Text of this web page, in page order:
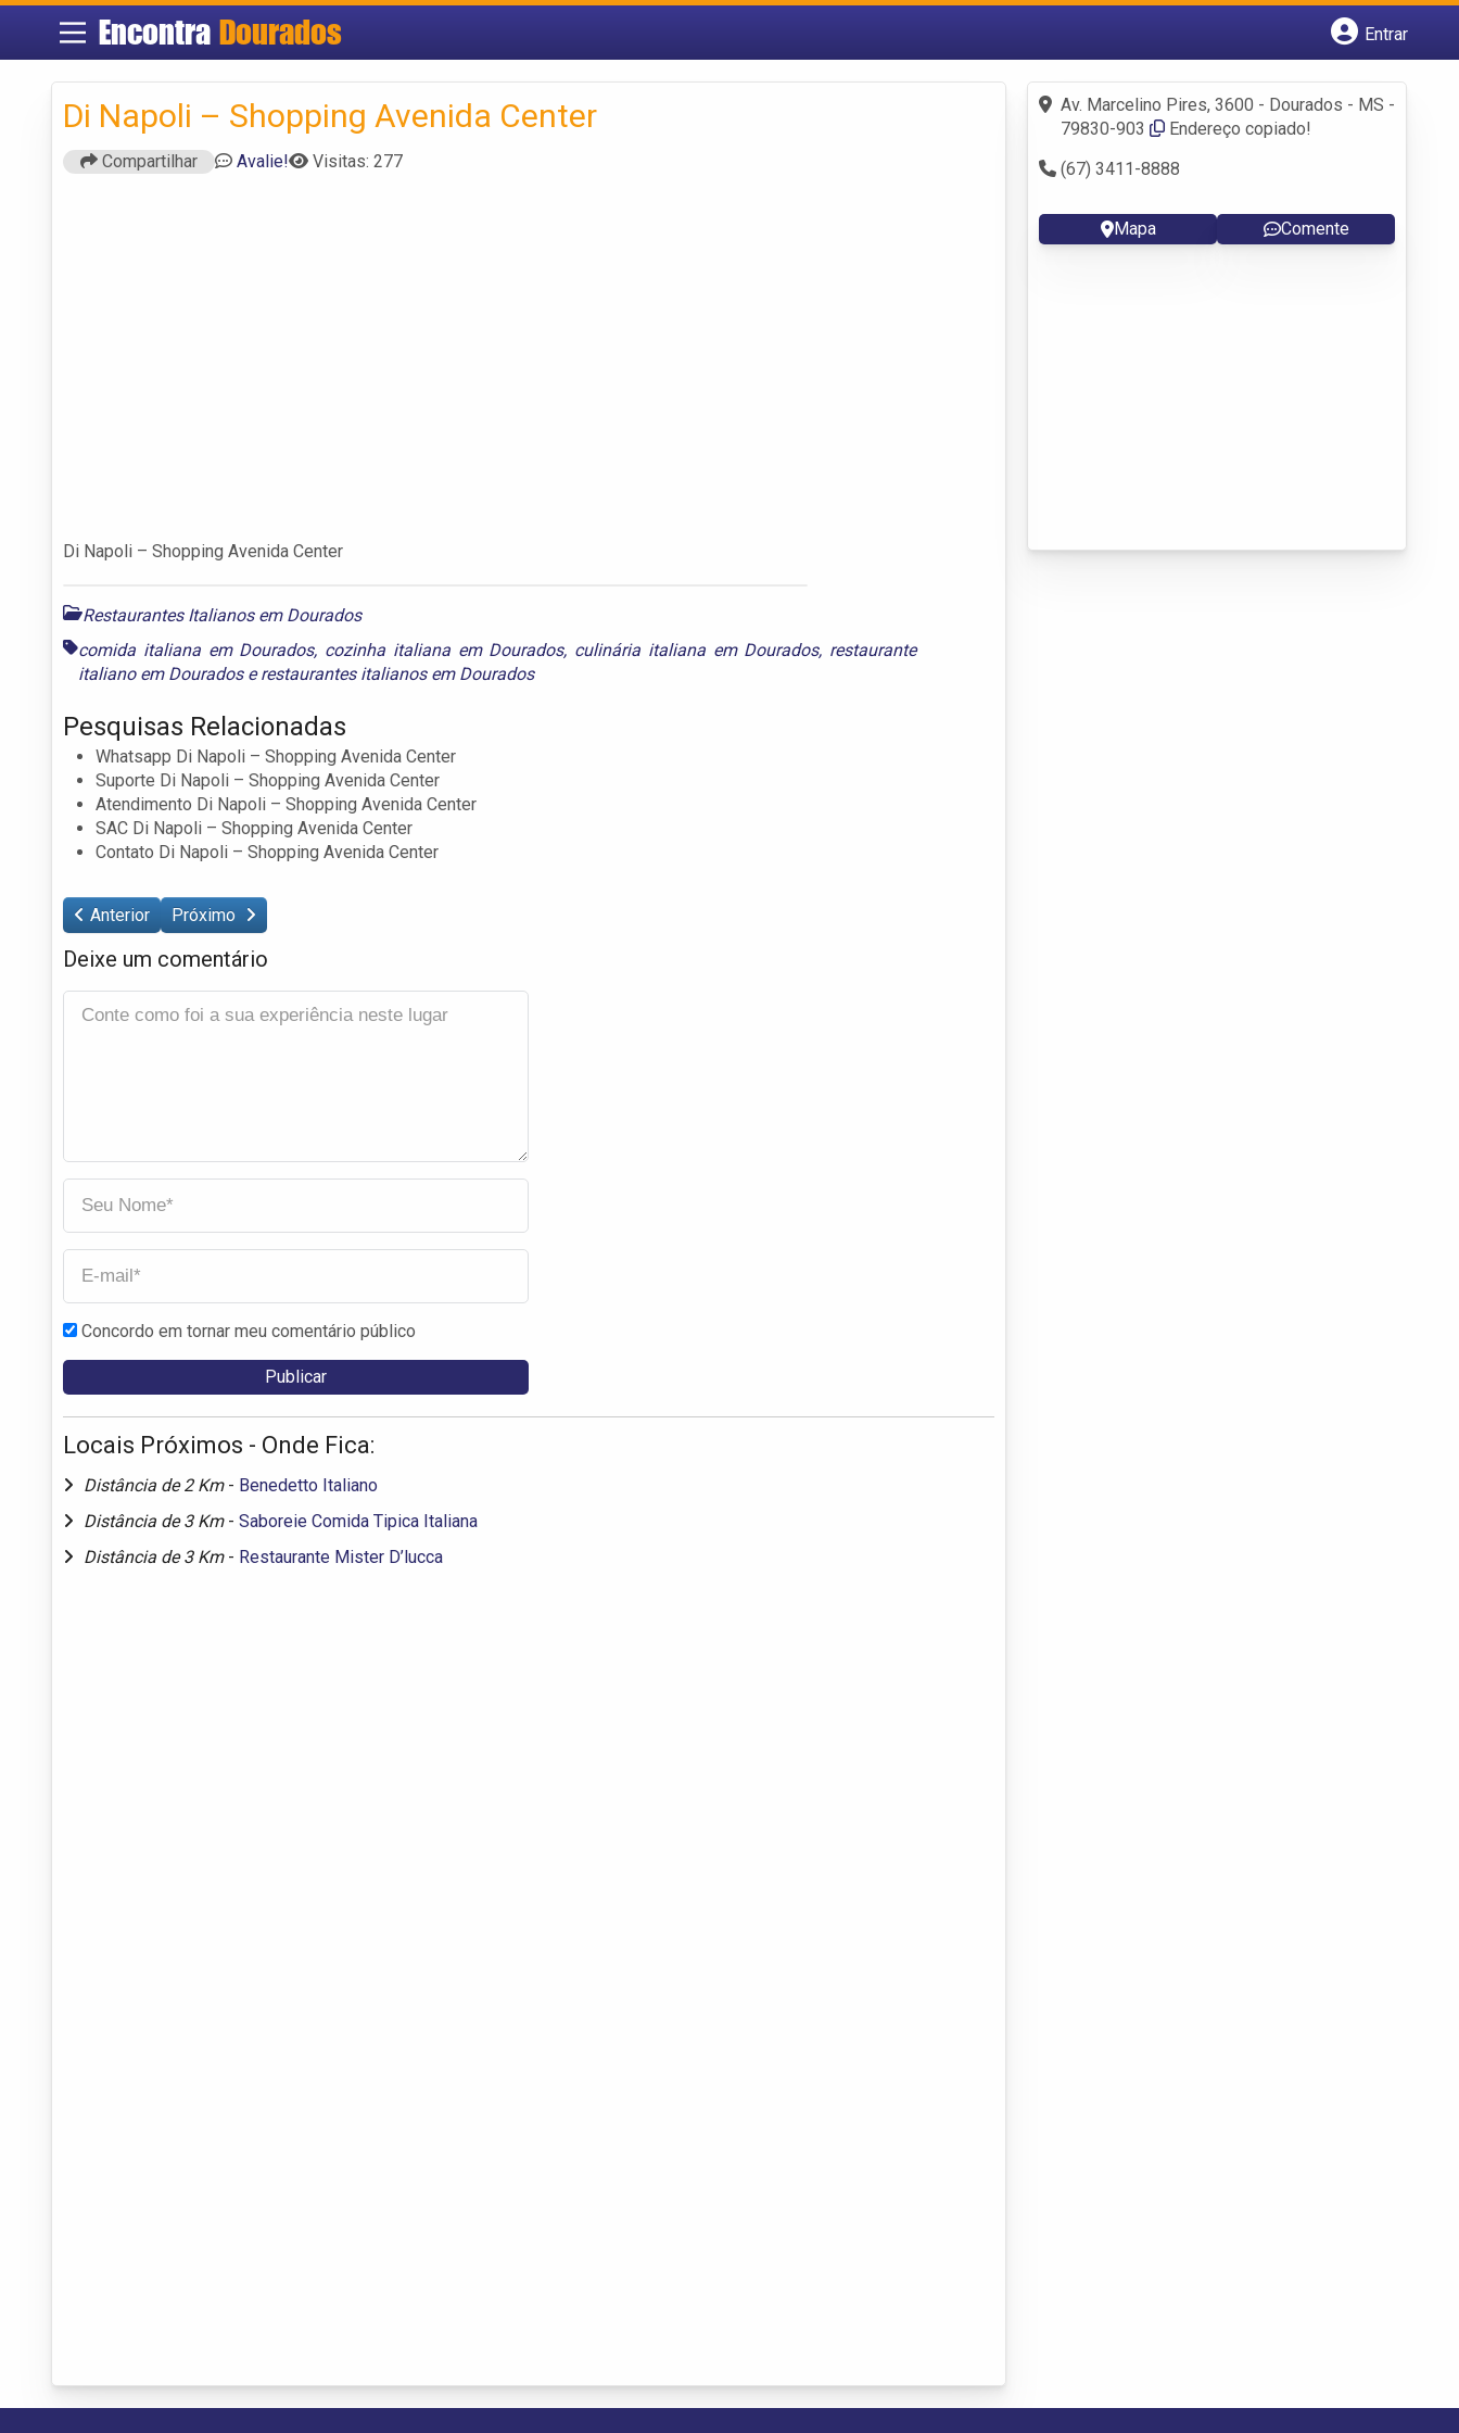
Encontra Dourados
Entrar
Fazer login
Criar conta
Di Napoli – Shopping Avenida Center
Compartilhar Avalie! Visitas: 277
Di Napoli – Shopping Avenida Center
Restaurantes Italianos em Dourados
comida italiana em Dourados, cozinha italiana em Dourados, culinária italiana em Dourados, restaurante
italiano em Douradoserestaurantes italianos em Dourados
Pesquisas Relacionadas
Whatsapp Di Napoli – Shopping Avenida Center
Suporte Di Napoli – Shopping Avenida Center
Atendimento Di Napoli – Shopping Avenida Center
SAC Di Napoli – Shopping Avenida Center
Contato Di Napoli – Shopping Avenida Center
Anterior Próximo
Deixe um comentário
Concordo em tornar meu comentário público
Locais Próximos - Onde Fica:
Distância de 2 Km - Benedetto Italiano
Distância de 3 Km - Saboreie Comida Tipica Italiana
Distância de 3 Km - Restaurante Mister D’lucca
Av. Marcelino Pires, 3600 - Dourados - MS -
79830-903
Endereço copiado!
(67) 3411-8888
Mapa Comente